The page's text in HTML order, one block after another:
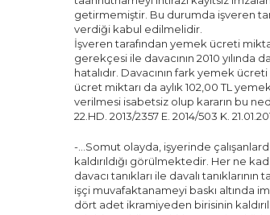
getirmemiştir. Bu durumda işveren
verdiği kabul edilmelidir.
İşveren tarafından yemek ücreti
gerekçesi ile davacının 2010
hatalıdır. Davacının fark yemek
ücret miktarı da aylık 102,00 TL
verilmesi isabetsiz olup kararın bu
22.HD. 2013/2357 E. 2014/503 K.
-…Somut olayda, işyerinde
kaldırıldığı görülmektedir. Her ne
davacı tanıkları ile davalı
işçi muvafaktanameyi baskı altında
dört adet ikramiyeden birisinin